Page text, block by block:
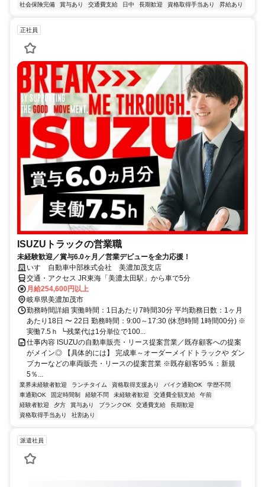
社会保険完備
賞与あり 交通費支給 日中 長期歓迎 資格取得手当あり 昇給あり
正社員
ISUZUトラックの営業職
未経験歓迎／賞与6.0ヶ月／営業デビューを全力応援！
いすゞ自動車中部株式会社 美濃加茂支店
交通・アクセス JR東海「美濃太田駅」から車で5分
月給254,600円以上
岐阜県美濃加茂市
勤務時間詳細 実働時間：1日あたり7時間30分 平均勤務日数：1ヶ月
あたり18日 〜 22日 勤務時間：9:00～17:30 (休憩時間 1時間00分) ※
実働7.5ｈ ┗残業代は1分単位で100...
仕事内容 ISUZUの自動車販売・リース提案営業／既存顧客への提案
がメイン◎ 【具体的には】 完成車～オーダーメイドトラックや ダン
プカーなどの車両販売・リースの提案営業 ※既存顧客95％：新規
5％...
業界未経験者歓迎 ランチタイム 資格取得支援あり バイク通勤OK
学歴不問
車通勤OK
固定時間制 経験不問 未経験者歓迎 交通費全額支給
午前
経験者歓迎
夕方 賞与あり ブランクOK 交通費支給
長期歓迎
資格取得手当あり
社割あり
派遣社員